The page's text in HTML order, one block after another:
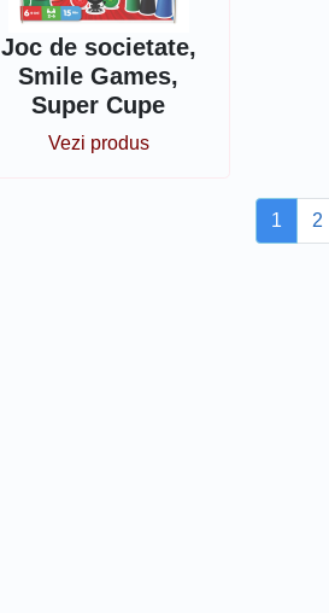
Joc de societate,
Smile Games,
Super Cupe
Vezi produs
1 2